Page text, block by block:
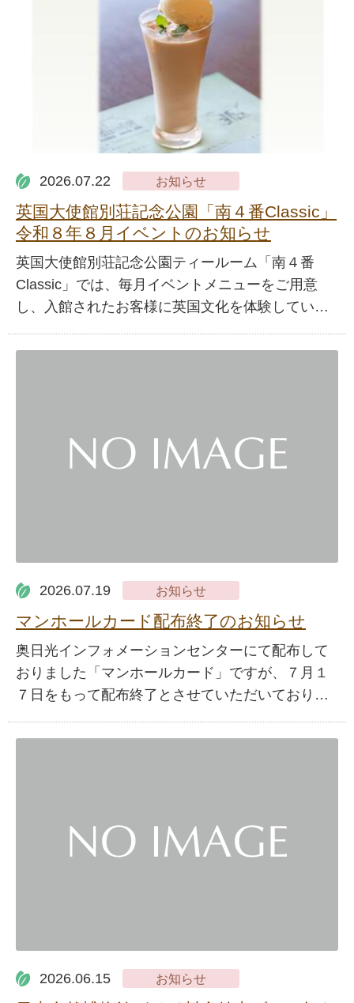
2026.07.22 お知らせ
英国大使館別荘記念公園「南４番Classic」
令和８年８月イベントのお知らせ
英国大使館別荘記念公園ティールーム「南４番
Classic」では、毎月イベントメニューをご用意
し、入館されたお客様に英国文化を体験してい…
2026.07.19 お知らせ
マンホールカード配布終了のお知らせ
奥日光インフォメーションセンターにて配布して
おりました「マンホールカード」ですが、７月１
７日をもって配布終了とさせていただいており…
2026.06.15 お知らせ